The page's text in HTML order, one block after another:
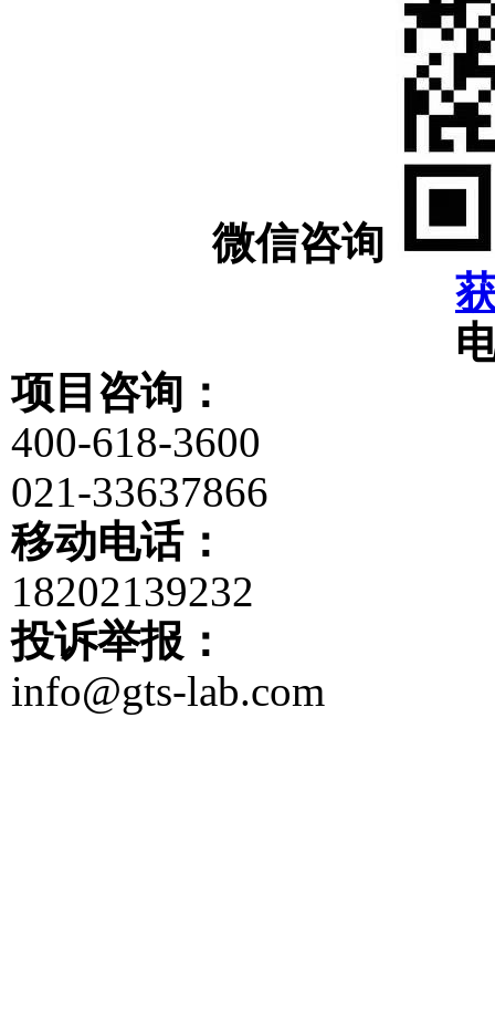
微信咨询
项目咨询：
400-618-3600
021-33637866
移动电话：
18202139232
投诉举报：
info@gts-lab.com